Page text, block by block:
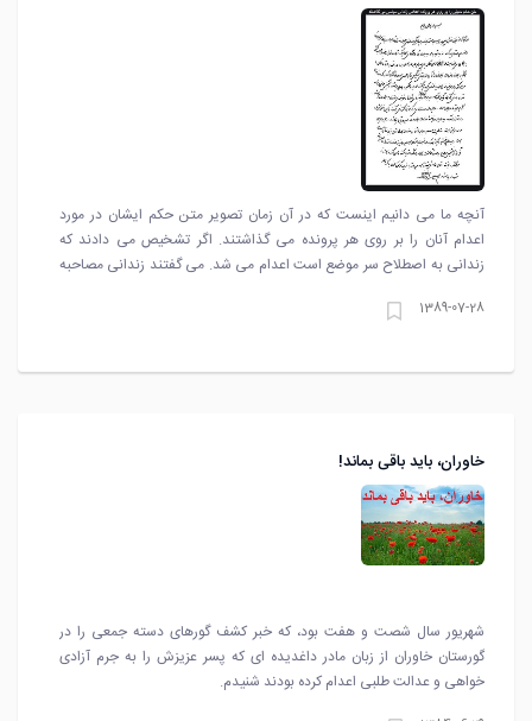
آنچه ما می دانیم اینست که در آن زمان تصویر متن حکم ایشان در مورد
اعدام آنان را بر روی هر پرونده می گذاشتند. اگر تشخیص می دادند که
زندانی به اصطلاح سر موضع است اعدام می شد. می گفتند زندانی مصاحبه
1389-07-28
خاوران، بايد باقی بماند!
شهريور سال شصت و هفت بود، كه خبر كشف گورهای دسته جمعی را در
گورستان خاوران از زبان مادر داغديده ای كه پسر عزيزش را به جرم آزادی
خواهی و عدالت طلبی اعدام كرده بودند شنيدم.